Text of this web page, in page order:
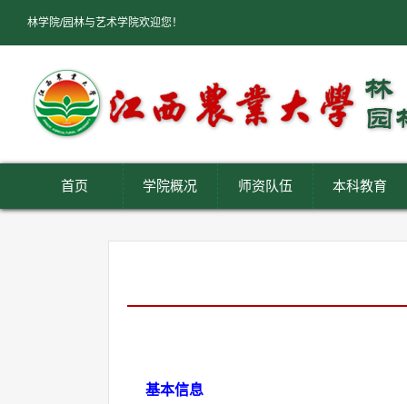
林学院/园林与艺术学院欢迎您！
首页 学院概况 师资队伍 本科教育
基本信息